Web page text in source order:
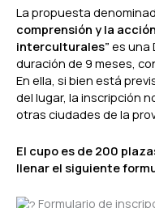
La propuesta
comprensión y la
interculturales” es una
duración de 9 meses,
En ella, si bien está
del lugar, la inscripción
otras ciudades de la
El cupo es de 200
llenar el siguiente
Formulario de